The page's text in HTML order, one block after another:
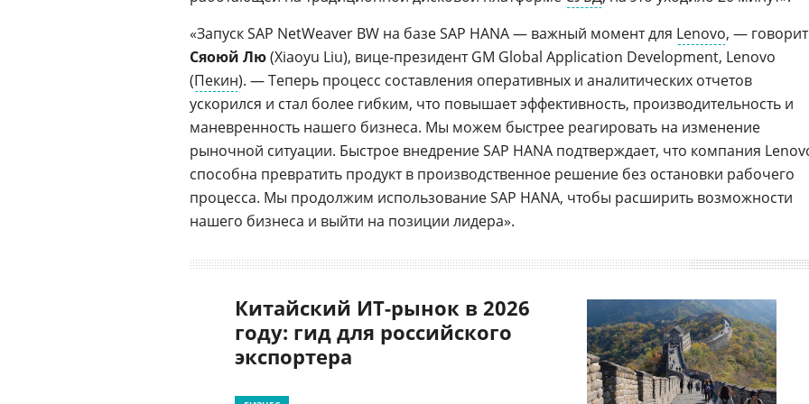
«Запуск SAP NetWeaver BW на базе SAP HANA — важный момент для Lenovo, — говорит
Сяоюй Лю(Xiaoyu Liu), вице-президент GM Global Application Development, Lenovo
(Пекин). — Теперь процесс составления оперативных и аналитических отчетов
ускорился и стал более гибким, что повышает эффективность, производительность и
маневренность нашего бизнеса. Мы можем быстрее реагировать на изменение
рыночной ситуации. Быстрое внедрение SAP HANA подтверждает, что компания
способна превратить продукт в производственное решение без остановки рабочего
процесса. Мы продолжим использование SAP HANA, чтобы расширить возможности
нашего бизнеса и выйти на позиции лидера».
Китайский ИТ-рынок в 2026
году: гид для российского
экспортера